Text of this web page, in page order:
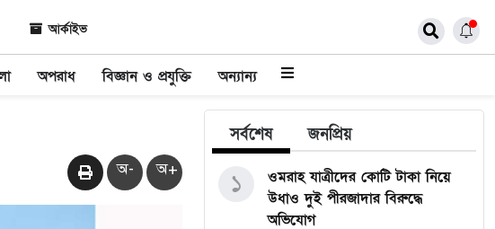
আর্কাইভ
অপরাধ বিজ্ঞান ও প্রযুক্তি অন্যান্য
অ- অ+
সর্বশেষ জনপ্রিয়
ওমরাহ যাত্রীদের কোটি টাকা নিয়ে
উধাও দুই পীরজাদার বিরুদ্ধে
অভিযোগ
১